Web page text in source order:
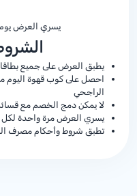
يسري العرض يوم
يطبق العرض على جميع
احصل على كوب قهوة اليوم
الراجحي
لا يمكن دمج الخصم مع
يسري العرض مرة واحدة لكل
تطبق شروط وأحكام مصرف